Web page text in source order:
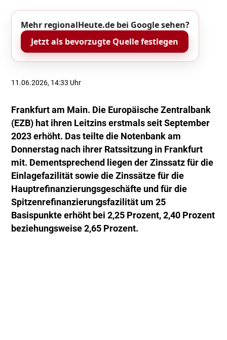
Mehr regionalHeute.de bei Google sehen?
Jetzt als bevorzugte Quelle festlegen
11.06.2026, 14:33 Uhr
Frankfurt am Main. Die Europäische Zentralbank
(EZB) hat ihren Leitzins erstmals seit September
2023 erhöht. Das teilte die Notenbank am
Donnerstag nach ihrer Ratssitzung in Frankfurt
mit. Dementsprechend liegen der Zinssatz für die
Einlagefazilität sowie die Zinssätze für die
Hauptrefinanzierungsgeschäfte und für die
Spitzenrefinanzierungsfazilität um 25
Basispunkte erhöht bei 2,25 Prozent, 2,40 Prozent
beziehungsweise 2,65 Prozent.